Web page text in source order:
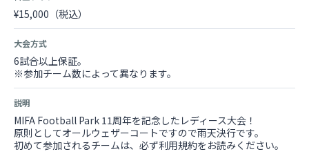
¥15,000（税込）
大会方式
6試合以上保証。
※参加チーム数によって異なります。
説明
MIFA Football Park 11周年を記念したレディース大会！
原則としてオールウェザーコートですので雨天決行です。
初めて参加されるチームは、必ず利用規約をお読みください。